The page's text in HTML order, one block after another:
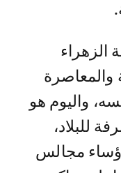
الزهراء
والمعاصرة
واليوم هو
للبلاد،
مجالس